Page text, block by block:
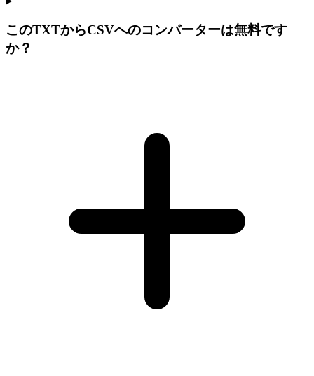
このTXTからCSVへのコンバーターは無料です
か？